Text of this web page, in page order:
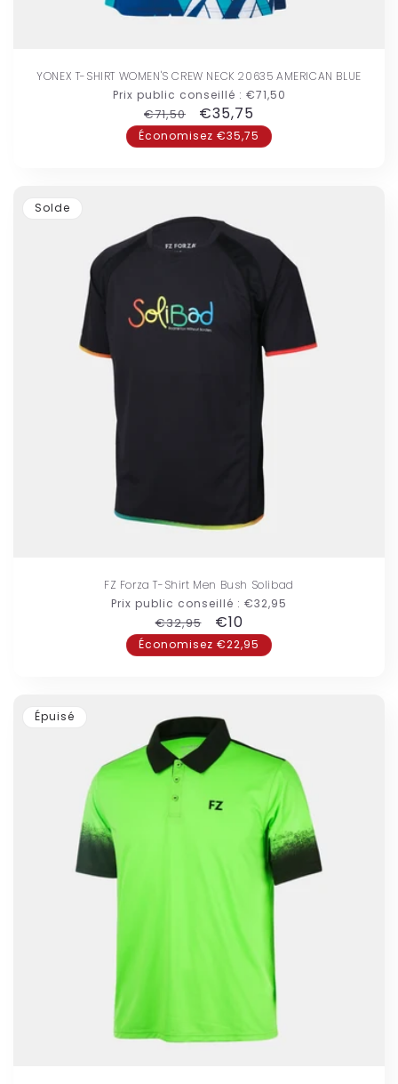
YONEX T-SHIRT WOMEN'S CREW NECK 20635 AMERICAN BLUE
Prix public conseillé : €71,50
Prix
habituel
€71,50
Prix
promotionnel
€35,75
Économisez €35,75
Solde
FZ Forza T-Shirt Men Bush Solibad
Prix public conseillé : €32,95
Prix
habituel
€32,95
Prix
promotionnel
€10
Économisez €22,95
Épuisé